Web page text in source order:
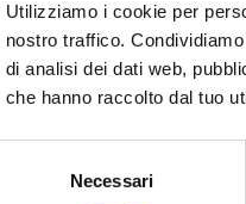
Utilizziamo i cookie per
nostro traffico.
di analisi dei dati web,
che hanno raccolto dal tuo
Necessari